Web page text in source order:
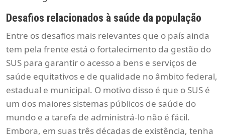
Desafios relacionados à saúde da população
Entre os desafios mais relevantes que o país ainda
tem pela frente está o fortalecimento da gestão do
SUS para garantir o acesso a bens e serviços de
saúde equitativos e de qualidade no âmbito federal,
estadual e municipal. O motivo disso é que o SUS é
um dos maiores sistemas públicos de saúde do
mundo e a tarefa de administrá-lo não é fácil.
Embora, em suas três décadas de existência, tenha